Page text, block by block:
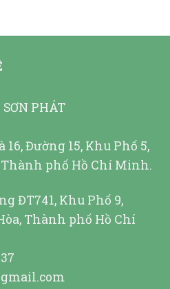
PHÁT
16, Đường 15, Khu Phố 5,
phố Hồ Chí Minh.
ĐT741, Khu Phố 9,
Thành phố Hồ Chí